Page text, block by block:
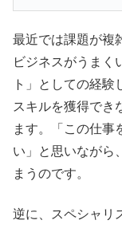
最近では課題が複
ビジネスがうまく
ト」としての経験
スキルを獲得でき
ます。「 この仕事
い」と思いながら
まうのです。
逆に、スペシャリ